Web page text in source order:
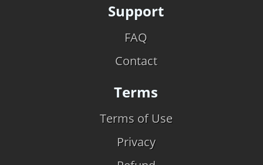
Support
FAQ
Contact
Terms
Terms of Use
Privacy